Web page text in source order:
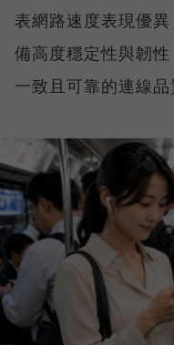
表網路速度表現優
備高度穩定性與韌
一致且可靠的連線品